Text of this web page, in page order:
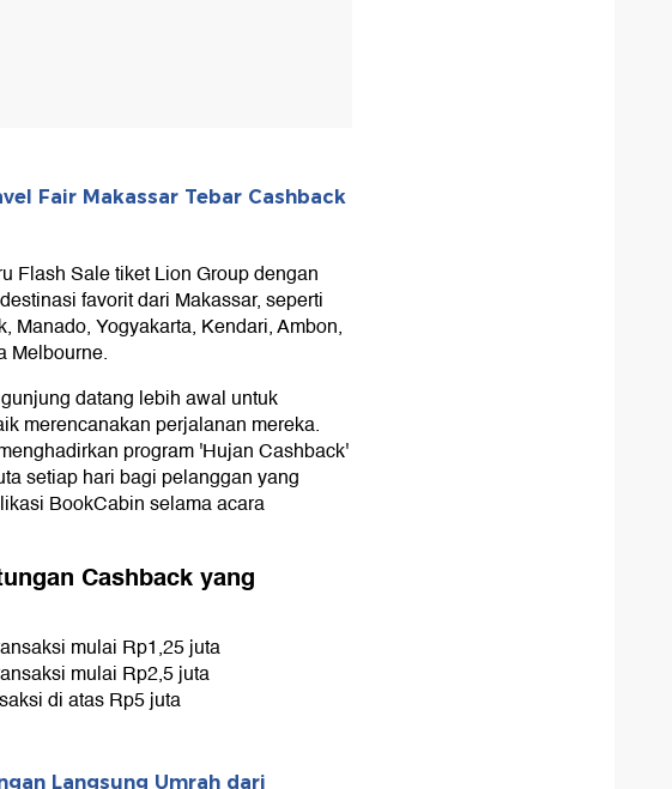
Fair Makassar Tebar Cashback
Flash Sale tiket Lion Group dengan
favorit dari Makassar, seperti
Manado, Yogyakarta, Kendari, Ambon,
Melbourne.
datang lebih awal untuk
merencanakan perjalanan mereka.
program 'Hujan Cashback'
setiap hari bagi pelanggan yang
BookCabin selama acara
Cashback yang
mulai Rp1,25 juta
mulai Rp2,5 juta
di atas Rp5 juta
Langsung Umrah dari